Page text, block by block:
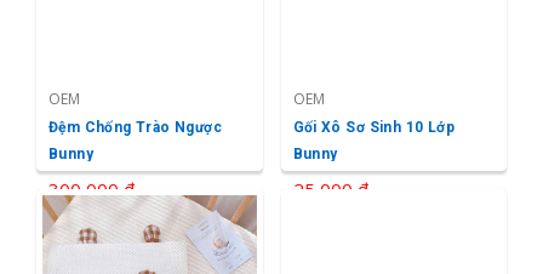
OEM
Đệm Chống Trào Ngược
Bunny
300,000 ₫
OEM
Gối Xô Sơ Sinh 10 Lớp
Bunny
25,000 ₫